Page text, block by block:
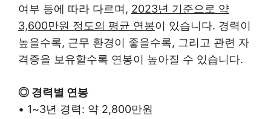
여부 등에 따라 다르며, 2023년 기준으로 약
3,600만원 정도의 평균 연봉이 있습니다. 경력이
높을수록, 근무 환경이 좋을수록, 그리고 관련 자
격증을 보유할수록 연봉이 높아질 수 있습니다.
◎ 경력별 연봉
• 1~3년 경력: 약 2,800만원